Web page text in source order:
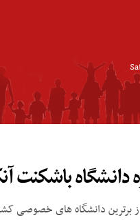
دانشگاه باشکنت
برترین دانشگاه های خصوصی